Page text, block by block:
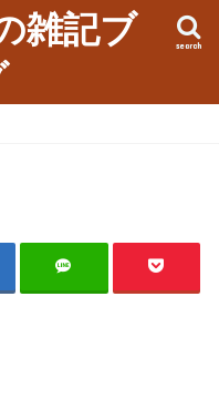
雑記ブ
search